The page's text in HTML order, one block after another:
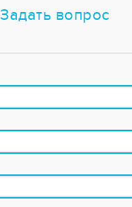
Задать вопрос